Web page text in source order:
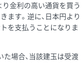
り金利の高い通貨を買う
ます。逆に、日本円より
を支払うことになりま
場合、当該建玉は受渡